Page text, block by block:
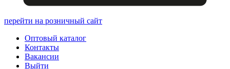
перейти на розничный сайт
Оптовый каталог
Контакты
Вакансии
Выйти